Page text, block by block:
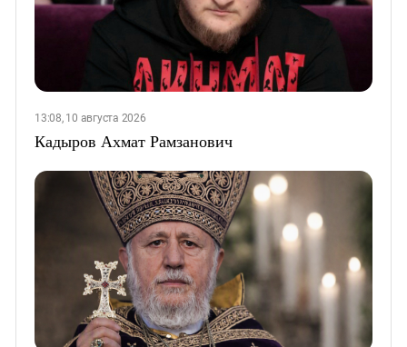
13:08, 10 августа 2026
Кадыров Ахмат Рамзанович